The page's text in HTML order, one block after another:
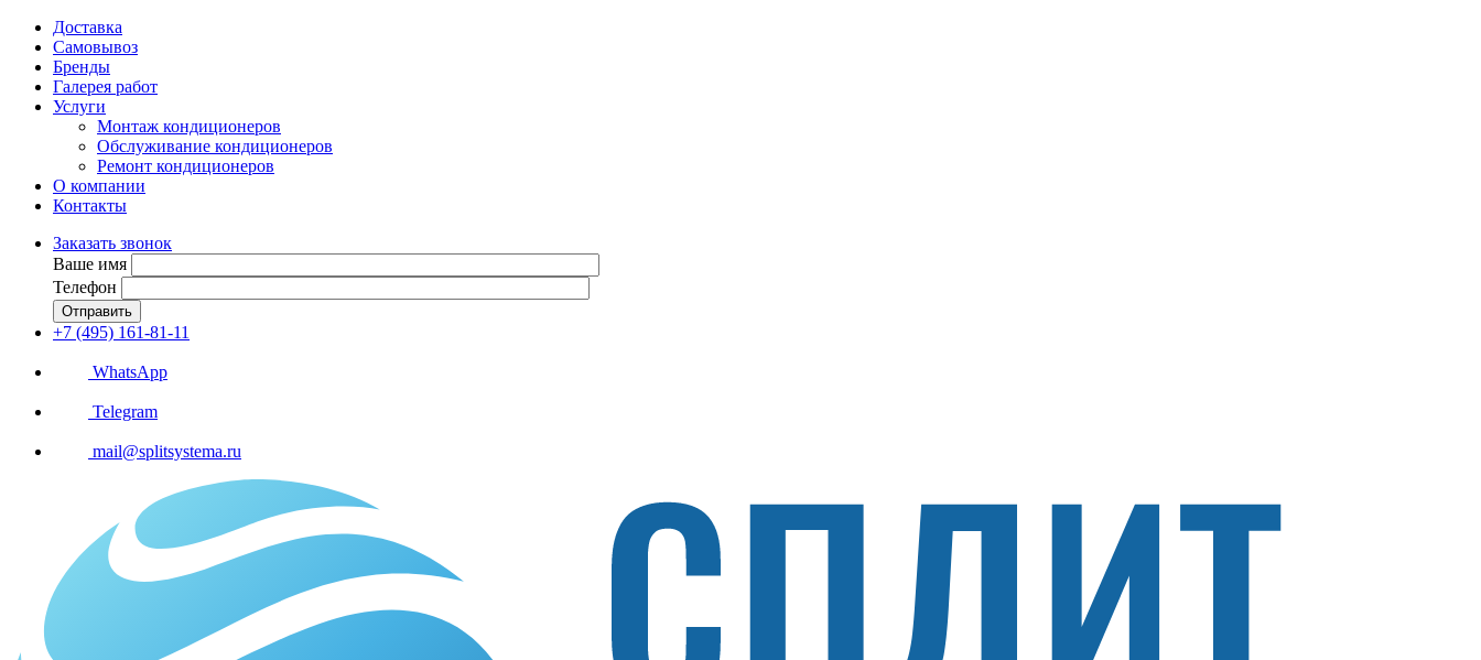
Доставка
Самовывоз
Бренды
Галерея работ
Услуги
Монтаж кондиционеров
Обслуживание кондиционеров
Ремонт кондиционеров
О компании
Контакты
Заказать звонок
Ваше имя
Телефон
Отправить
+7 (495) 161-81-11
WhatsApp
Telegram
mail@splitsystema.ru